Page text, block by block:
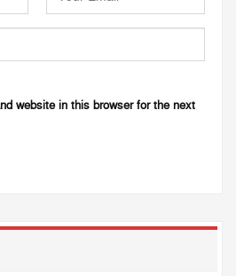
website in this browser for the next